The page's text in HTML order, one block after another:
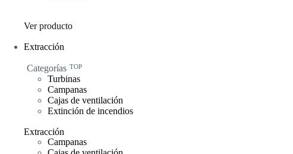
Ver producto
Extracción
Categorías TOP
Turbinas
Campanas
Cajas de ventilación
Extinción de incendios
Extracción
Campanas